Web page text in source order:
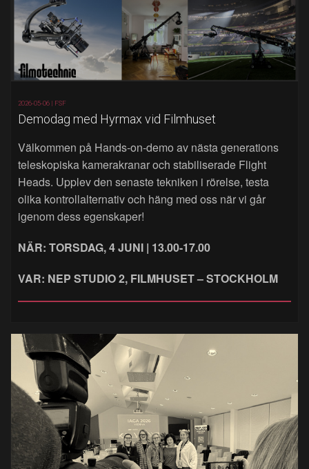
2026-05-06 | FSF
Demodag med Hyrmax vid Filmhuset
Välkommen på Hands‑on‑demo av nästa generations
teleskopiska kamerakranar och stabiliserade Flight
Heads. Upplev den senaste tekniken i rörelse, testa
olika kontrollalternativ och häng med oss när vi går
igenom dess egenskaper!
NÄR: TORSDAG, 4 JUNI | 13.00-17.00
VAR: NEP STUDIO 2, FILMHUSET – STOCKHOLM